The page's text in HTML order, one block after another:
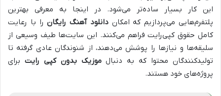
این کار بسیار ساده‌تر می‌شود. در اینجا به معرفی بهترین
پلتفرم‌هایی می‌پردازیم که امکاندانلود آهنگ رایگانرا با رعایت
کامل حقوق کپی‌رایت فراهم می‌کنند. این سایت‌ها طیف وسیعی از
سلیقه‌ها و نیازها را پوشش می‌دهند، از شنوندگان عادی گرفته تا
تولیدکنندگان محتوا که به دنبالموزیک بدون کپی رایت برای
پروژه‌های خود هستند.